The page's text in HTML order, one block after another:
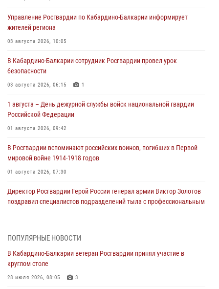
Управление Росгвардии по Кабардино-Балкарии информирует
жителей региона
03 августа 2026, 10:05
В Кабардино‑Балкарии сотрудник Росгвардии провел урок
безопасности
03 августа 2026, 06:15 1
1 августа – День дежурной службы войск национальной гвардии
Российской Федерации
01 августа 2026, 09:42
В Росгвардии вспоминают российских воинов, погибших в Первой
мировой войне 1914-1918 годов
01 августа 2026, 07:30
Директор Росгвардии Герой России генерал армии Виктор Золотов
поздравил специалистов подразделений тыла с профессиональным
направлении
31 июля 2026, 09:22
ПОПУЛЯРНЫЕ НОВОСТИ
В Кабардино-Балкарии ветеран Росгвардии принял участие в
круглом столе
28 июля 2026, 08:05 3